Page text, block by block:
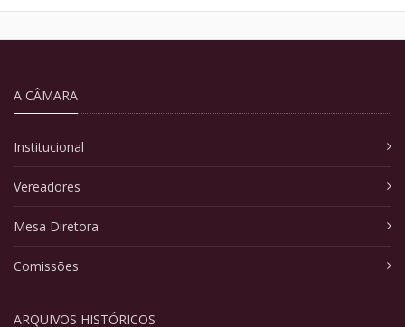
A CÂMARA
Institucional
Vereadores
Mesa Diretora
Comissões
ARQUIVOS HISTÓRICOS